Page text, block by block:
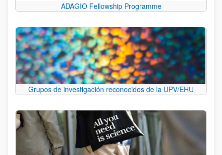
ADAGIO Fellowship Programme
Grupos de investigación reconocidos de la UPV/EHU